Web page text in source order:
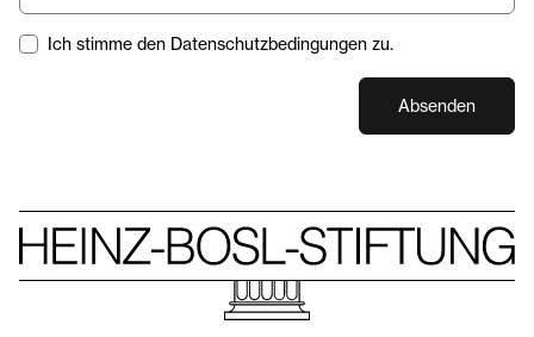
Ich stimme den Datenschutzbedingungen zu.
Absenden